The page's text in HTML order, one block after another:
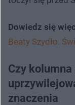
Dowiedz się
Beaty Szydło.
Czy kolumna
znaczenia